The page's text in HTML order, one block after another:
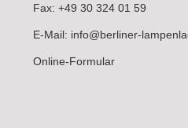
Fax: +49 30 324 01 59
E-Mail: info@berliner-
Online-Formular